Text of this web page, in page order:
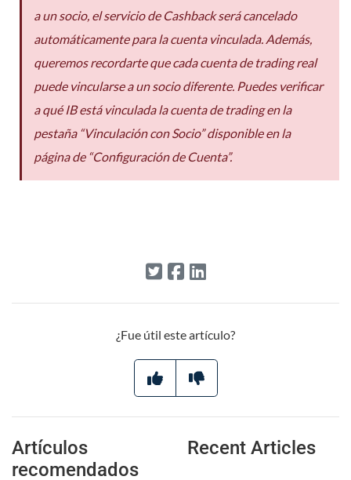
a un socio, el servicio de Cashback será cancelado
automáticamente para la cuenta vinculada. Además,
queremos recordarte que cada cuenta de trading real
puede vincularse a un socio diferente. Puedes verificar
a qué IB está vinculada la cuenta de trading en la
pestaña “Vinculación con Socio” disponible en la
página de “Configuración de Cuenta”.
¿Fue útil este artículo?
Artículos
recomendados
Recent Articles